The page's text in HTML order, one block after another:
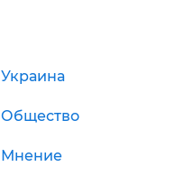
Украина
Общество
Мнение